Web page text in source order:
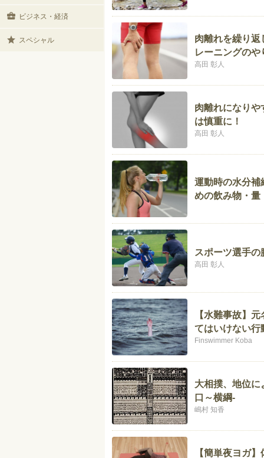
ビジネス・経済
スペシャル
肉離れを繰り返
レーニングのや
高田 彰人
肉離れになりや
は慎重に！
高田 彰人
運動時の水分補
めの飲み物・量
スポーツ選手
高田 彰人
【水難事故】
てはいけない行
Finswimmer Koba
大相撲、地位に
口～横綱-
嶋村 知香
【簡単夜ヨガ